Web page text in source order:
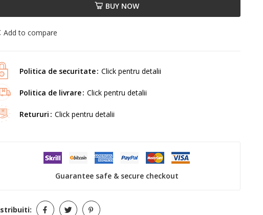
BUY NOW
Add to compare
Politica de securitate Click pentru detalii
Politica de livrare Click pentru detalii
Retururi Click pentru detalii
Guarantee safe & secure checkout